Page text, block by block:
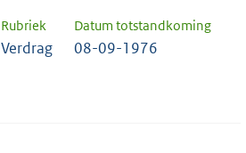
Rubriek Datum totstandkoming
Verdrag 08-09-1976